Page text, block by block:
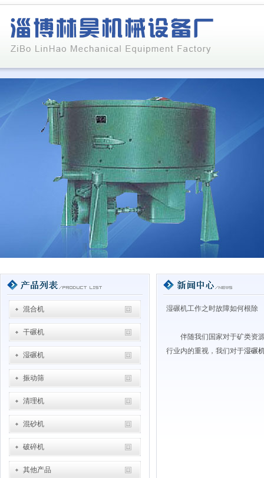
混合机
干碾机
湿碾机
振动筛
清理机
混砂机
破碎机
其他产品
湿碾机工作之时故障如何根除
伴随我们国家对于矿类资
行业内的重视，我们对于湿碾